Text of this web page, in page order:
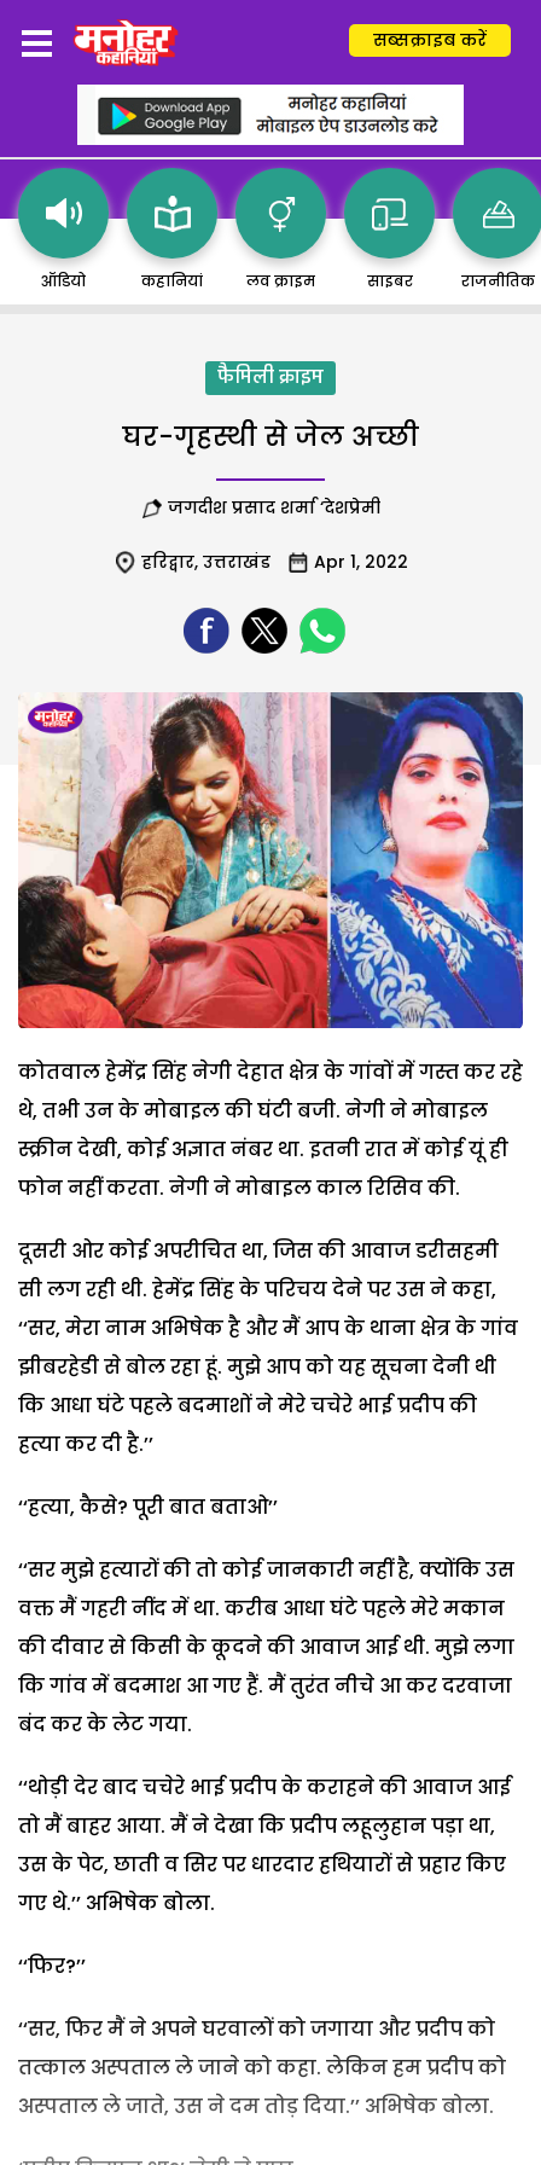
सब्सक्राइब करें
ऑडियो कहानियां लव क्राइम साइबर राजनीतिक
फैमिली क्राइम
घर-गृहस्थी से जेल अच्छी
जगदीश प्रसाद शर्मा ‘देशप्रेमी
हरिद्वार, उत्तराखंड Apr 1, 2022
कोतवाल हेमेंद्र सिंह नेगी देहात क्षेत्र के गांवों में गस्त कर रहे
थे, तभी उन के मोबाइल की घंटी बजी. नेगी ने मोबाइल
स्क्रीन देखी, कोई अज्ञात नंबर था. इतनी रात में कोई यूं ही
फोन नहीं करता. नेगी ने मोबाइल काल रिसिव की.
दूसरी ओर कोई अपरीचित था, जिस की आवाज डरीसहमी
सी लग रही थी. हेमेंद्र सिंह के परिचय देने पर उस ने कहा,
‘‘सर, मेरा नाम अभिषेक है और मैं आप के थाना क्षेत्र के गांव
झीबरहेडी से बोल रहा हूं. मुझे आप को यह सूचना देनी थी
कि आधा घंटे पहले बदमाशों ने मेरे चचेरे भाई प्रदीप की
हत्या कर दी है.’’
‘‘हत्या, कैसे? पूरी बात बताओ’’
‘‘सर मुझे हत्यारों की तो कोई जानकारी नहीं है, क्योंकि उस
वक्त मैं गहरी नींद में था. करीब आधा घंटे पहले मेरे मकान
की दीवार से किसी के कूदने की आवाज आई थी. मुझे लगा
कि गांव में बदमाश आ गए हैं. मैं तुरंत नीचे आ कर दरवाजा
बंद कर के लेट गया.
‘‘थोड़ी देर बाद चचेरे भाई प्रदीप के कराहने की आवाज आई
तो मैं बाहर आया. मैं ने देखा कि प्रदीप लहूलुहान पड़ा था,
उस के पेट, छाती व सिर पर धारदार हथियारों से प्रहार किए
गए थे.’’ अभिषेक बोला.
‘‘फिर?’’
‘‘सर, फिर मैं ने अपने घरवालों को जगाया और प्रदीप को
तत्काल अस्पताल ले जाने को कहा. लेकिन हम प्रदीप को
अस्पताल ले जाते, उस ने दम तोड़ दिया.’’ अभिषेक बोला.